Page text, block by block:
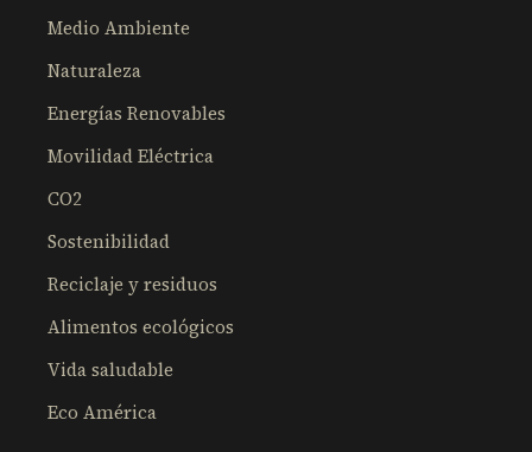
Medio Ambiente
Naturaleza
Energías Renovables
Movilidad Eléctrica
CO2
Sostenibilidad
Reciclaje y residuos
Alimentos ecológicos
Vida saludable
Eco América